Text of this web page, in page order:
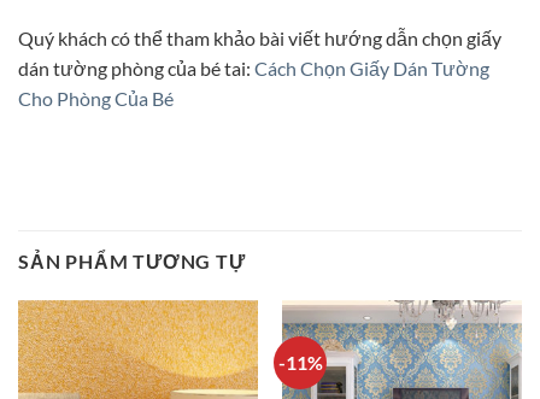
Quý khách có thể tham khảo bài viết hướng dẫn chọn giấy
dán tường phòng của bé tai: Cách Chọn Giấy Dán Tường
Cho Phòng Của Bé
SẢN PHẨM TƯƠNG TỰ
-11%